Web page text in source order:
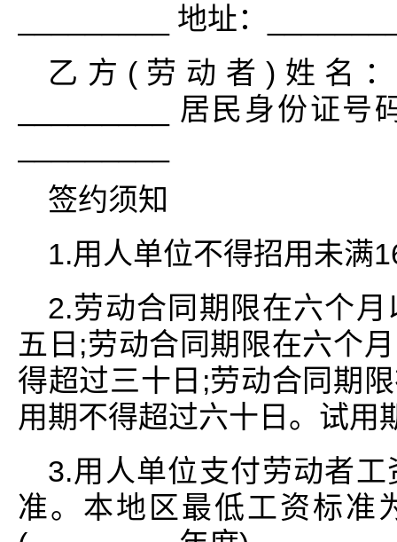
_________ 地址：
乙方(劳动者)姓名：
_________ 居民身份证
签约须知
1.用人单位不得招用未满
2.劳动合同期限在六个
五日;劳动合同期限在六个
得超过三十日;劳动合同期
用期不得超过六十日。试用
3.用人单位支付劳动者
准。本地区最低工资标准